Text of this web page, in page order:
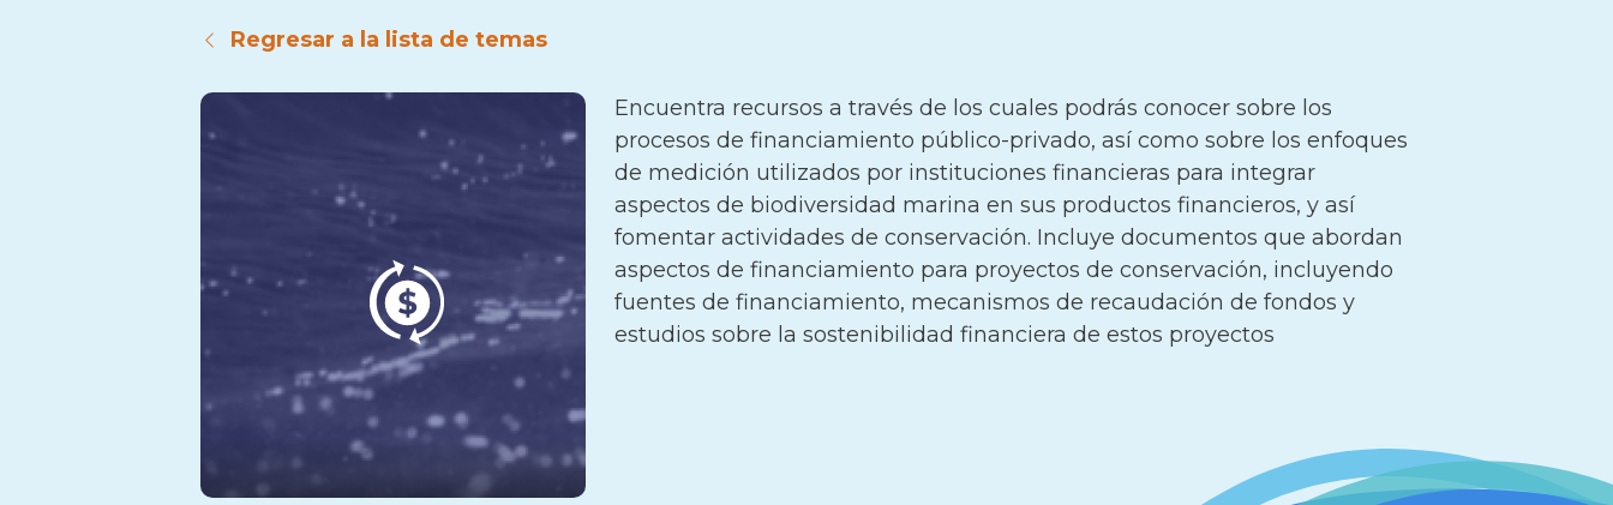
Regresar a la lista de temas
Encuentra recursos a través de los cuales podrás conocer sobre los
procesos de financiamiento público-privado, así como sobre los enfoques
de medición utilizados por instituciones financieras para integrar
aspectos de biodiversidad marina en sus productos financieros, y así
fomentar actividades de conservación. Incluye documentos que abordan
aspectos de financiamiento para proyectos de conservación, incluyendo
fuentes de financiamiento, mecanismos de recaudación de fondos y
estudios sobre la sostenibilidad financiera de estos proyectos